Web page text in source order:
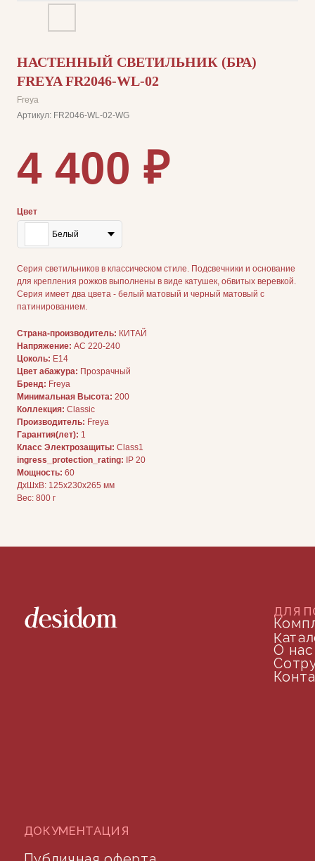
НАСТЕННЫЙ СВЕТИЛЬНИК (БРА)
FREYA FR2046-WL-02
Freya
Артикул: FR2046-WL-02-WG
4 400 ₽
Цвет
Белый
Серия светильников в классическом стиле. Подсвечники и основание
для крепления рожков выполнены в виде катушек, обвитых веревкой.
Серия имеет два цвета - белый матовый и черный матовый с
патинированием.
Страна-производитель: КИТАЙ
Напряжение: AC 220-240
Цоколь: E14
Цвет абажура: Прозрачный
Бренд: Freya
Минимальная Высота: 200
Коллекция: Classic
Производитель: Freya
Гарантия(лет): 1
Класс Электрозащиты: Class1
ingress_protection_rating: IP 20
Мощность: 60
ДxШxВ: 125x230x265 мм
Вес: 800 г
Разработка сайта
ДОКУМЕНТАЦИЯ
телефон для связи